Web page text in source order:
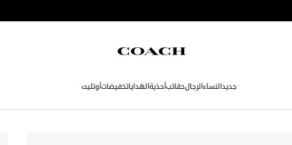
جديدالنساءالرجالحقائبأحذيةالهداياتخفيضاتأوتليت